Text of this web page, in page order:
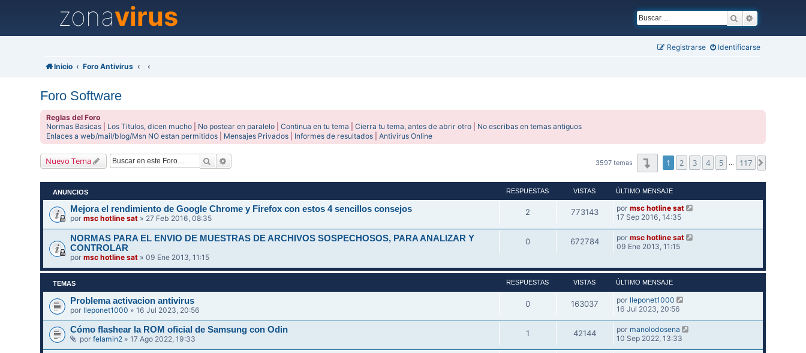
zonavirus Buscar
Identificarse
Registrarse
Inicio Foro Antivirus
Foro Software
Reglas del Foro
Normas Basicas
Los Titulos, dicen mucho No postear en paralelo |Continua en tu tema |Cierra tu tema, antes de abrir otro
No escribas en temas antiguos
Enlaces a web/mail/blog/Msn NO estan permitidos
Mensajes Privados Informes de resultados |Antivirus Online
Nuevo Tema Buscar 3597 temas Página1 de 117
1 2 3 4 5 … 117
ANUNCIOS RESPUESTAS VISTAS ÚLTIMO MENSAJE
Mejora el rendimiento de Google Chrome y Firefox con estos 4 sencillos consejos
pormsc hotline sat » 27 Feb 2016, 08:35
2 773143 por msc hotline sat
17 Sep 2016, 14:35
NORMAS PARA EL ENVIO DE MUESTRAS DE ARCHIVOS SOSPECHOSOS, PARA ANALIZAR Y
CONTROLAR
pormsc hotline sat » 09 Ene 2013, 11:15
0 672784 por msc hotline sat
09 Ene 2013, 11:15
TEMAS RESPUESTAS VISTAS ÚLTIMO MENSAJE
Problema activacion antivirus
por lleponet1000 » 16 Jul 2023, 20:56
0 163037 por lleponet1000
16 Jul 2023, 20:56
Cómo flashear la ROM oficial de Samsung con Odin
porfelamin2 » 17 Ago 2022, 19:33
1 42144 por manolodosena
10 Sep 2022, 13:33